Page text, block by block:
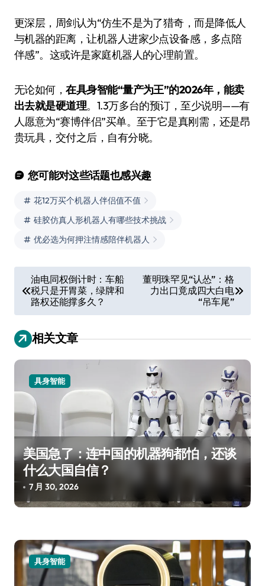
更深层，周剑认为“仿生不是为了猎奇，而是降低人
与机器的距离，让机器人进家少点设备感，多点陪
伴感”。这或许是家庭机器人的心理前置。
无论如何，在具身智能“量产为王”的2026年，能卖
出去就是硬道理。1.3万多台的预订，至少说明——有
人愿意为“赛博伴侣”买单。至于它是真刚需，还是昂
贵玩具，交付之后，自有分晓。
您可能对这些话题也感兴趣
花12万买个机器人伴侣值不值
硅胶仿真人形机器人有哪些技术挑战
优必选为何押注情感陪伴机器人
章
导
航
油电同权倒计时：车船
税只是开胃菜，绿牌和
路权还能撑多久？
董明珠罕见“认怂”：格
力出口竟成四大白电
“吊车尾”
相关文章
具身智能
美国急了：连中国的机器狗都怕，还谈
什么大国自信？
7 月 30, 2026
具身智能